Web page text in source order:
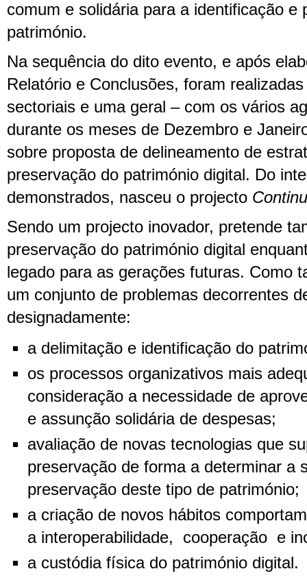
comum e solidária para a identificação e
património.
Na sequência do dito evento, e após
Relatório e Conclusões, foram
sectoriais e uma geral – com os vários
durante os meses de Dezembro e
sobre proposta de delineamento de
preservação do património digital. Do
demonstrados, nasceu o projecto
Sendo um projecto inovador, pretende
preservação do património digital
legado para as gerações futuras. Como
um conjunto de problemas decorrentes
designadamente:
a delimitação e identificação do
os processos organizativos mais
consideração a necessidade de
e assunção solidária de despesas;
avaliação de novas tecnologias que
preservação de forma a determinar a
preservação deste tipo de património;
a criação de novos hábitos
a interoperabilidade, cooperação e
a custódia física do património digital.